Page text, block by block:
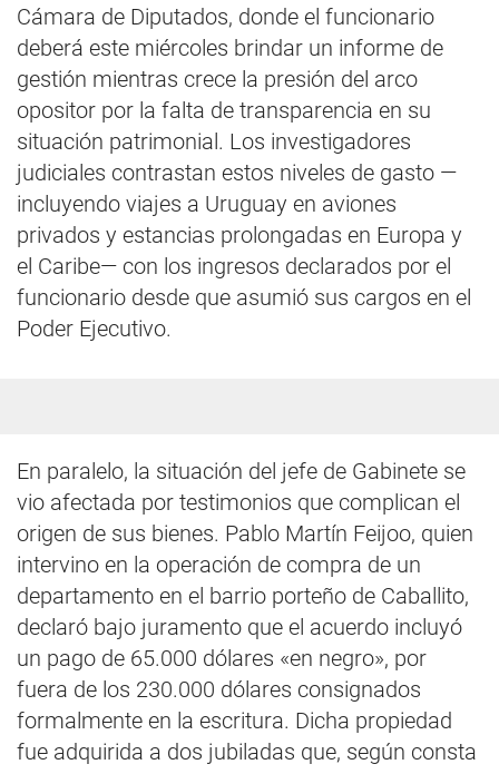
Cámara de Diputados, donde el funcionario
deberá este miércoles brindar un informe de
gestión mientras crece la presión del arco
opositor por la falta de transparencia en su
situación patrimonial. Los investigadores
judiciales contrastan estos niveles de gasto —
incluyendo viajes a Uruguay en aviones
privados y estancias prolongadas en Europa y
el Caribe— con los ingresos declarados por el
funcionario desde que asumió sus cargos en el
Poder Ejecutivo.
En paralelo, la situación del jefe de Gabinete se
vio afectada por testimonios que complican el
origen de sus bienes. Pablo Martín Feijoo, quien
intervino en la operación de compra de un
departamento en el barrio porteño de Caballito,
declaró bajo juramento que el acuerdo incluyó
un pago de 65.000 dólares «en negro», por
fuera de los 230.000 dólares consignados
formalmente en la escritura. Dicha propiedad
fue adquirida a dos jubiladas que, según consta